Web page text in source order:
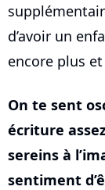
d’avoir un
encore plus
On te sent
écriture
sereins à
sentiment